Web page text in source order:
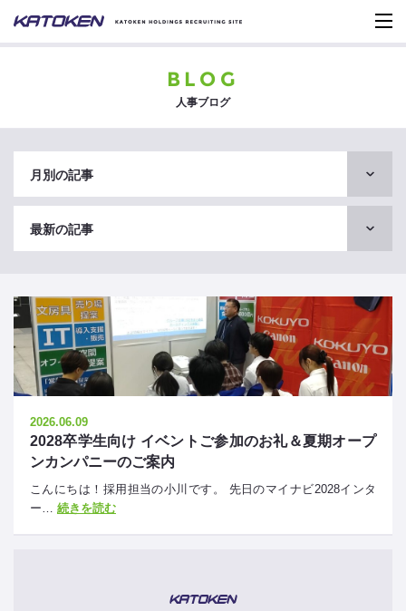
BLOG
人事ブログ
月別の記事
最新の記事
2026.06.09
2028卒学生向け イベントご参加のお礼＆夏期オープ
ンカンパニーのご案内
こんにちは！採用担当の小川です。 先日のマイナビ2028インタ
ー… 続きを読む